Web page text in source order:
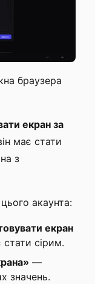
браузера
екран за
має стати
з
акаунта:
екран
сірим.
—
значень.